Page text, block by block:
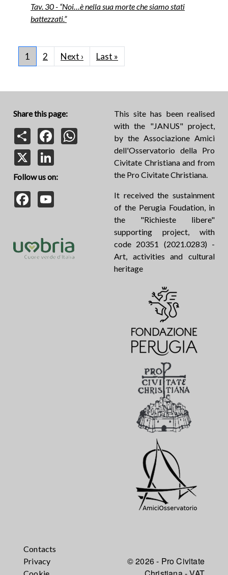
Tav. 30 - “Noi…è nella sua morte che siamo stati
battezzati.”
1 2 Next › Next page
Last »
Share this page:
Share
Facebook
Follow us on:
Facebook
This site has been realised
with the "JANUS" project,
by the Associazione Amici
dell'Osservatorio della Pro
Civitate Christiana and from
the Pro Civitate Christiana.
It received the sustainment
of the Perugia Foudation, in
the "Richieste libere"
supporting project, with
code 20351 (2021.0283) -
Art, activities and cultural
heritage
Contacts
Privacy
© 2026 - Pro Civitate